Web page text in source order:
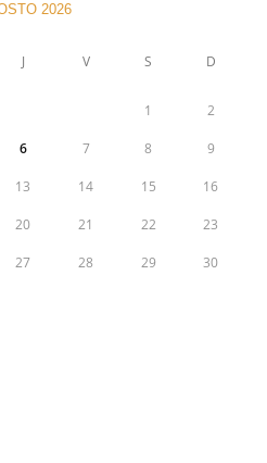
2026
J V S D
1 2
6 7 8 9
13 14 15 16
20 21 22 23
27 28 29 30